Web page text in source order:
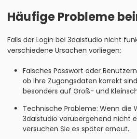
Häufige Probleme
Falls der Login bei 3daistudio nicht
verschiedene Ursachen vorliegen:
Falsches Passwort oder
ob Ihre Zugangsdaten korrekt
besonders auf Groß- und
Technische Probleme: Wenn die
3daistudio vorübergehend nicht
versuchen Sie es später erneut.